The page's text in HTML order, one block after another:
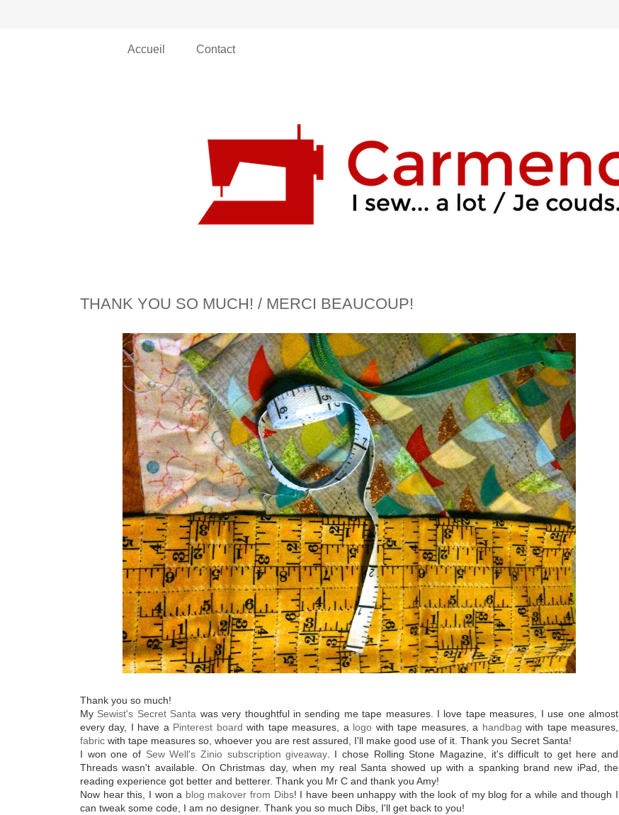
Accueil Contact
THANK YOU SO MUCH! / MERCI BEAUCOUP!
Thank you so much!
My Sewist's Secret Santa was very thoughtful in sending me tape measures. I love tape measures, I use one almost
every day, I have a Pinterest board with tape measures, a logo with tape measures, a handbag with tape measures,
fabric with tape measures so, whoever you are rest assured, I'll make good use of it. Thank you Secret Santa!
I won one of Sew Well's Zinio subscription giveaway. I chose Rolling Stone Magazine, it's difficult to get here and
Threads wasn't available. On Christmas day, when my real Santa showed up with a spanking brand new iPad, the
reading experience got better and betterer. Thank you Mr C and thank you Amy!
Now hear this, I won a blog makover from Dibs! I have been unhappy with the look of my blog for a while and though I
can tweak some code, I am no designer. Thank you so much Dibs, I'll get back to you!